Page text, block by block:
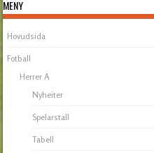
MENY
Hovudsida
Fotball
Herrer A
Nyheiter
Spelarstall
Tabell